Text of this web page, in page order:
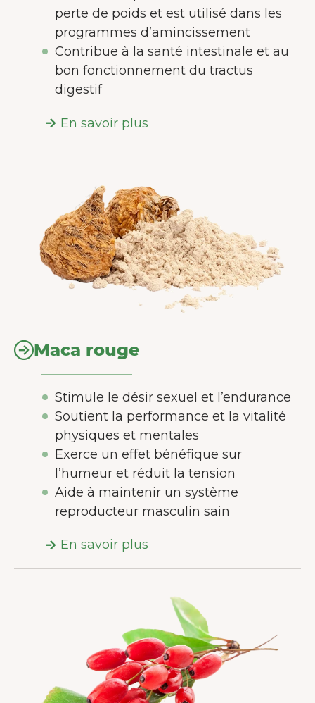
perte de poids et est utilisé dans les
programmes d’amincissement
Contribue à la santé intestinale et au
bon fonctionnement du tractus
digestif
En savoir plus
Maca rouge
Stimule le désir sexuel et l’endurance
Soutient la performance et la vitalité
physiques et mentales
Exerce un effet bénéfique sur
l’humeur et réduit la tension
Aide à maintenir un système
reproducteur masculin sain
En savoir plus